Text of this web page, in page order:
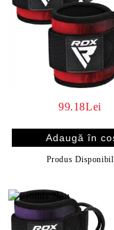
99.18Lei
Produs Disponibil